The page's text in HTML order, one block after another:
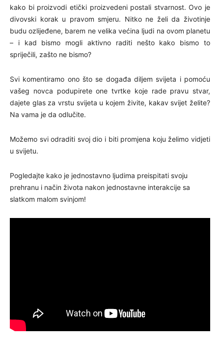
kako bi proizvodi etički proizvedeni postali stvarnost. Ovo je
divovski korak u pravom smjeru. Nitko ne želi da životinje
budu ozlijeđene, barem ne velika većina ljudi na ovom planetu
– i kad bismo mogli aktivno raditi nešto kako bismo to
spriječili, zašto ne bismo?
Svi komentiramo ono što se događa diljem svijeta i pomoću
vašeg novca podupirete one tvrtke koje rade pravu stvar,
dajete glas za vrstu svijeta u kojem živite, kakav svijet želite?
Na vama je da odlučite.
Možemo svi odraditi svoj dio i biti promjena koju želimo vidjeti
u svijetu.
Pogledajte kako je jednostavno ljudima preispitati svoju
prehranu i način života nakon jednostavne interakcije sa
slatkom malom svinjom!